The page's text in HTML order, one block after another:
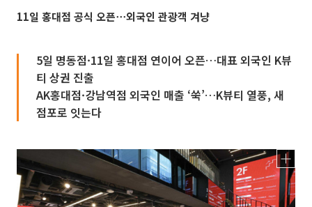
11일 홍대점 공식 오픈⋯외국인 관광객 겨냥
5일 명동점·11일 홍대점 연이어 오픈…대표 외국인 K뷰
티 상권 진출
AK홍대점·강남역점 외국인 매출 ‘쑥’…K뷰티 열풍, 새
점포로 잇는다